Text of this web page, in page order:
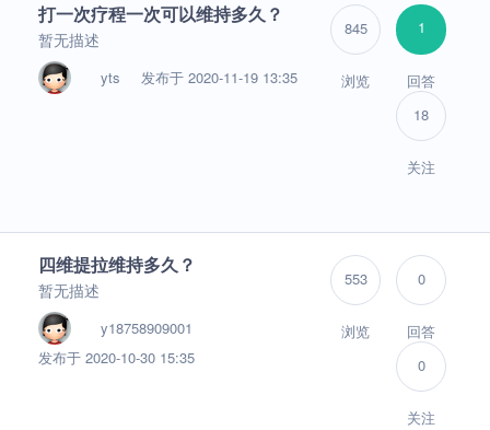
打一次疗程一次可以维持多久？
暂无描述
yts 发布于 2020-11-19 13:35
845
浏览
1
回答
18
关注
四维提拉维持多久？
暂无描述
y18758909001
发布于 2020-10-30 15:35
553
浏览
0
回答
0
关注